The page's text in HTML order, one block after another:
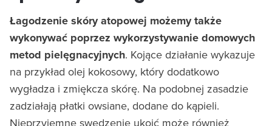
Łagodzenie skóry atopowej możemy także
wykonywać poprzez wykorzystywanie domowych
metod pielęgnacyjnych. Kojące działanie wykazuje
na przykład olej kokosowy, który dodatkowo
wygładza i zmiękcza skórę. Na podobnej zasadzie
zadziałają płatki owsiane, dodane do kąpieli.
Nieprzyjemne swędzenie ukoić może również